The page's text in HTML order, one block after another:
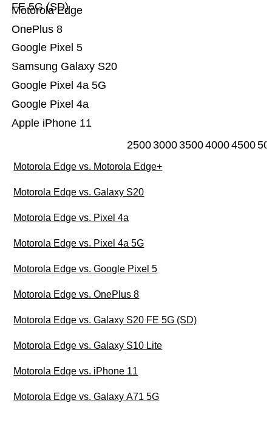
Apple iPhone 11
Google Pixel 4a
Google Pixel 4a 5G
Samsung Galaxy S20
Google Pixel 5
OnePlus 8
Motorola Edge
FE 5G (SD)
25003000350040004500
Motorola Edge vs. Motorola Edge+
Motorola Edge vs. Galaxy S20
Motorola Edge vs. Pixel 4a
Motorola Edge vs. Pixel 4a 5G
Motorola Edge vs. Google Pixel 5
Motorola Edge vs. OnePlus 8
Motorola Edge vs. Galaxy S20 FE 5G (SD)
Motorola Edge vs. Galaxy S10 Lite
Motorola Edge vs. iPhone 11
Motorola Edge vs. Galaxy A71 5G